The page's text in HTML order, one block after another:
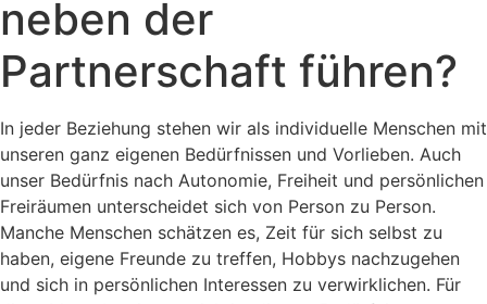
neben der
Partnerschaft führen?
In jeder Beziehung stehen wir als individuelle Menschen mit
unseren ganz eigenen Bedürfnissen und Vorlieben. Auch
unser Bedürfnis nach Autonomie, Freiheit und persönlichen
Freiräumen unterscheidet sich von Person zu Person.
Manche Menschen schätzen es, Zeit für sich selbst zu
haben, eigene Freunde zu treffen, Hobbys nachzugehen
und sich in persönlichen Interessen zu verwirklichen. Für